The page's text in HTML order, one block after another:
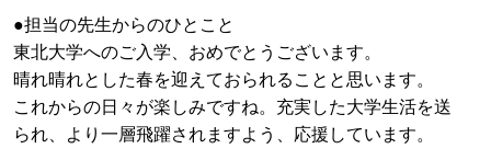
●担当の先生からのひとこと
東北大学へのご入学、おめでとうございます。
晴れ晴れとした春を迎えておられることと思います。
これからの日々が楽しみですね。充実した大学生活を送
られ、より一層飛躍されますよう、応援しています。